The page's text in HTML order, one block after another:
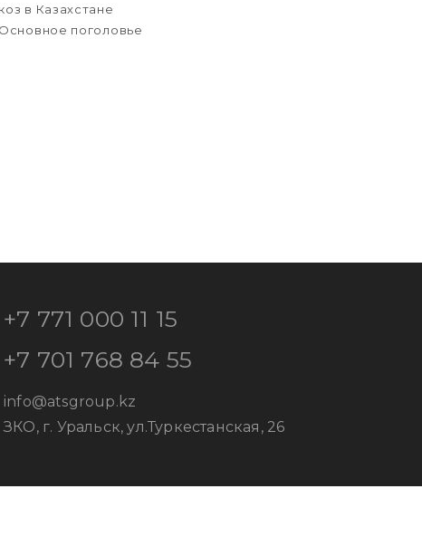
в Казахстане
поголовье
+7 771 000 11 15
+7 701 768 84 55
info@atsgroup.kz
ЗКО, г. Уральск, ул.Туркестанская, 26